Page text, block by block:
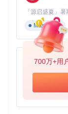
700万+用
Exosphere
Mesosphere
Stratosphere
等核心服务
graph TD
B -->|资
C -->|提供
Markdown
py-
Python